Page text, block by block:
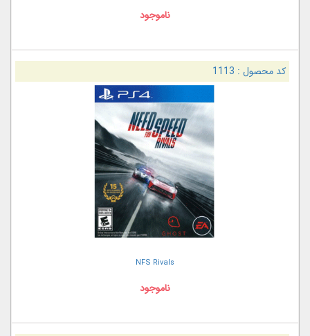
ناموجود
کد محصول : 1113
NFS Rivals
ناموجود